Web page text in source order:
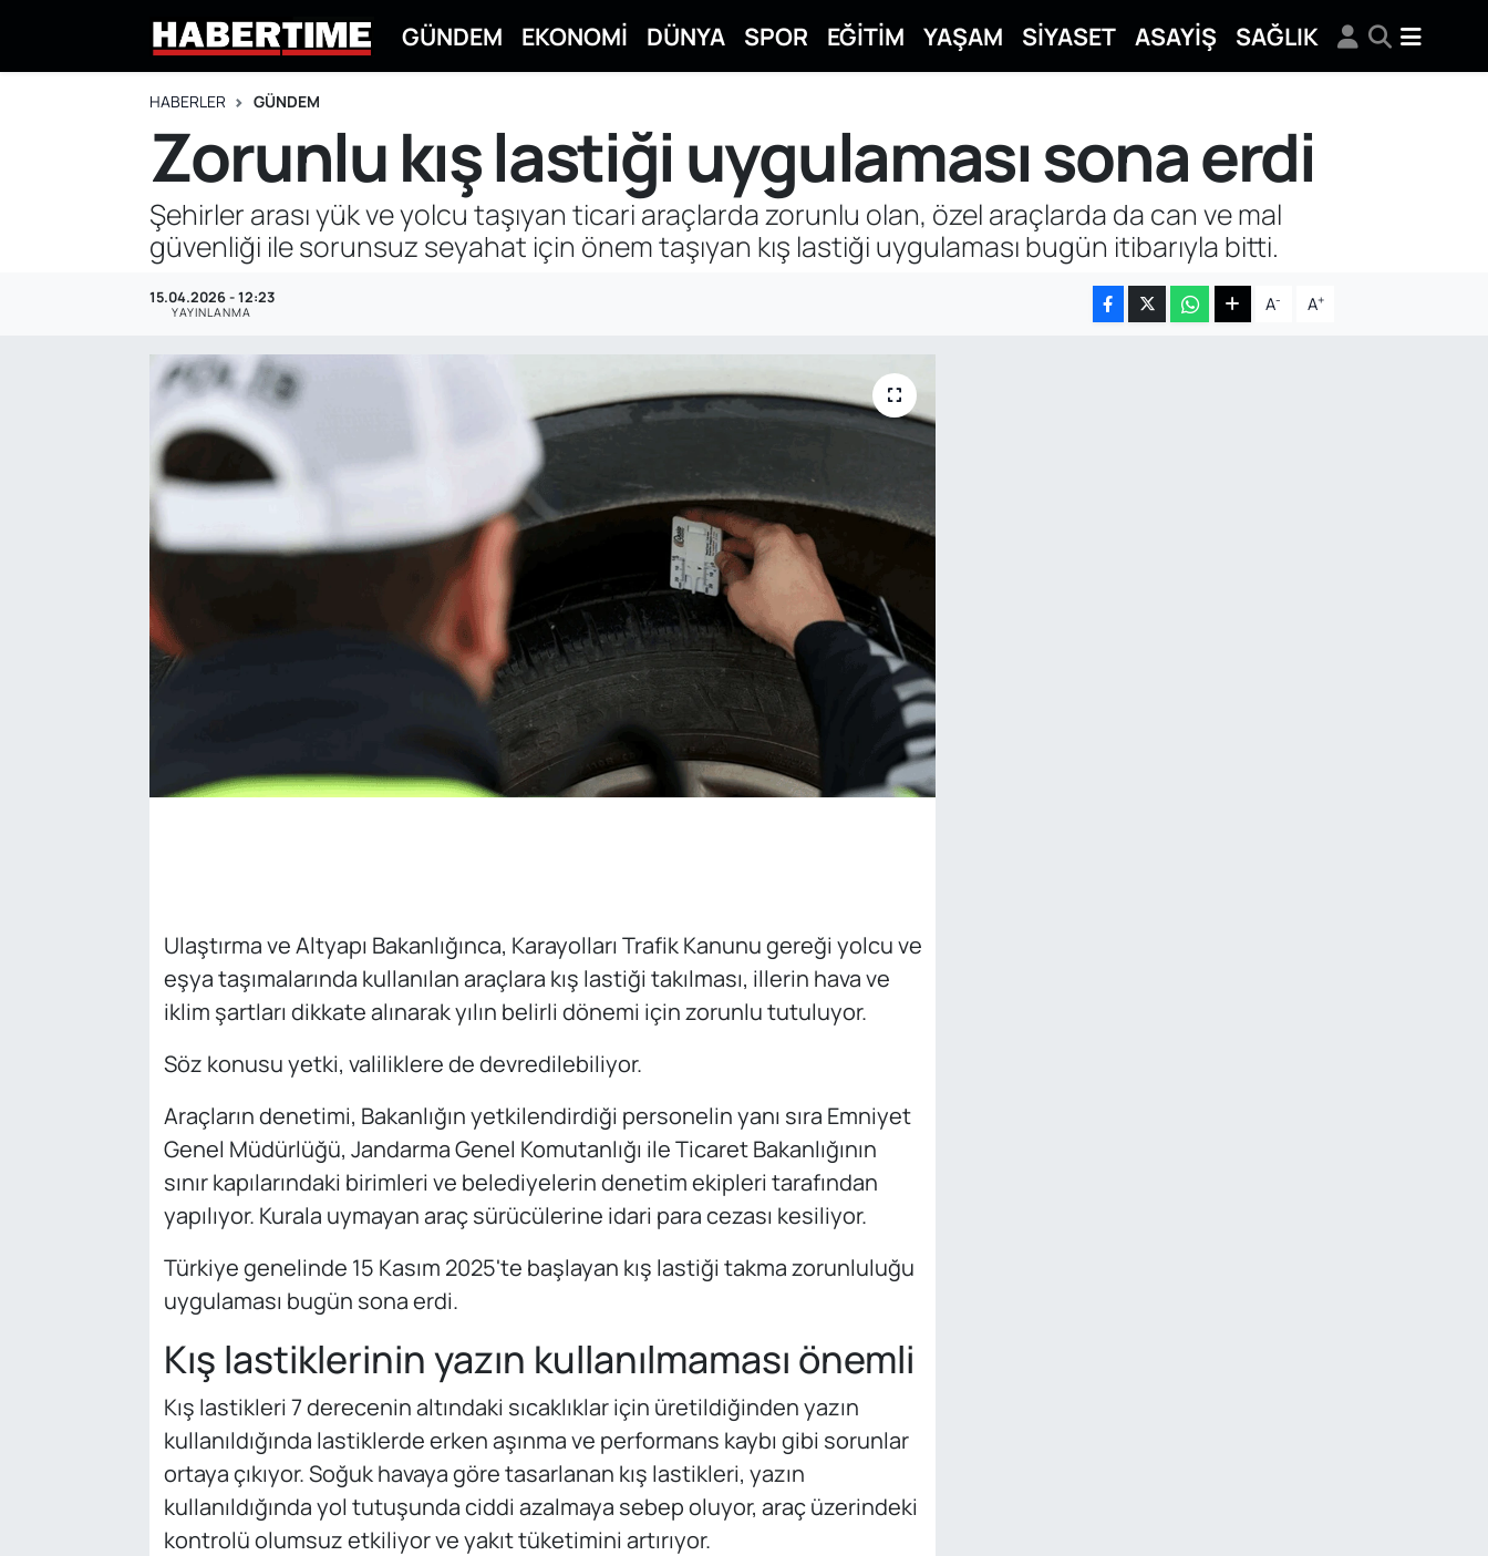
GÜNDEM EKONOMİ DÜNYA SPOR EĞİTİM YAŞAM SİYASET ASAYİŞ SAĞLIK
HABERLER GÜNDEM
Zorunlu kış lastiği uygulaması sona erdi
Şehirler arası yük ve yolcu taşıyan ticari araçlarda zorunlu olan, özel araçlarda da can ve mal
güvenliği ile sorunsuz seyahat için önem taşıyan kış lastiği uygulaması bugün itibarıyla bitti.
15.04.2026 - 12:23
YAYINLANMA A- A+
Ulaştırma ve Altyapı Bakanlığınca, Karayolları Trafik Kanunu gereği yolcu ve
eşya taşımalarında kullanılan araçlara kış lastiği takılması, illerin hava ve
iklim şartları dikkate alınarak yılın belirli dönemi için zorunlu tutuluyor.
Söz konusu yetki, valiliklere de devredilebiliyor.
Araçların denetimi, Bakanlığın yetkilendirdiği personelin yanı sıra Emniyet
Genel Müdürlüğü, Jandarma Genel Komutanlığı ile Ticaret Bakanlığının
sınır kapılarındaki birimleri ve belediyelerin denetim ekipleri tarafından
yapılıyor. Kurala uymayan araç sürücülerine idari para cezası kesiliyor.
Türkiye genelinde 15 Kasım 2025'te başlayan kış lastiği takma zorunluluğu
uygulaması bugün sona erdi.
Kış lastiklerinin yazın kullanılmaması önemli
Kış lastikleri 7 derecenin altındaki sıcaklıklar için üretildiğinden yazın
kullanıldığında lastiklerde erken aşınma ve performans kaybı gibi sorunlar
ortaya çıkıyor. Soğuk havaya göre tasarlanan kış lastikleri, yazın
kullanıldığında yol tutuşunda ciddi azalmaya sebep oluyor, araç üzerindeki
kontrolü olumsuz etkiliyor ve yakıt tüketimini artırıyor.
Eskişehir Hava Durumu
Eskişehir Trafik Yoğunluk Haritası
Süper Lig Puan Durumu ve Fikstür
Tüm Manşetler
Son Dakika Haberleri
Haber Arşivi